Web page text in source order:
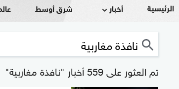
الرئيسية أخبار شرق أوسط
تم العثور على 559 أخبار "نافذة مغاربية"